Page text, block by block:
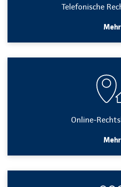
Telefonische
Mehr
Online-
Mehr